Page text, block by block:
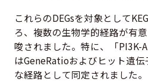
これらのDEGsを対象として
ろ、複数の生物学的経路が有
唆されました。特に、「PI3K-
はGeneRatioおよびヒット遺
な経路として同定されました。